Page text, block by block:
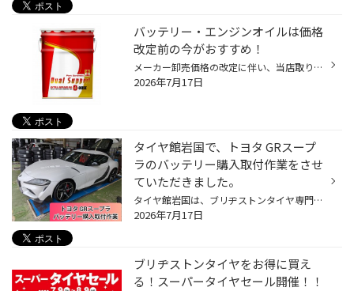
バッテリー・エンジンオイルは価格
改定前の今がおすすめ！
メーカー卸売価格の改定に伴い、当店取り扱いの一部のバッテリー・エンジンオイルの価格改定を 8/1より随時実施させていただきます。 現状の価格改定前の価格での対応については、各製品の値上がり前日までの作業実施が対象となっております。 夏休みでお出かけ予定の方やそろそろ交換時期を迎えて...
2026年7月17日
タイヤ館岩国で、トヨタ GRスープ
ラのバッテリー購入取付作業をさせ
ていただきました。
タイヤ館岩国は、ブリヂストンタイヤ専門店になります。 今回は、いつもご利用されているトヨタ GRスープラのお客様からの依頼でバッテリー購入取付作業をさせていただきました。 当店では初めての作業でしたので色々調べてから作業をさせていただきました。 まずはバッテリーサイズが在庫をしてい...
2026年7月17日
ブリヂストンタイヤをお得に買え
る！スーパータイヤセール開催！！